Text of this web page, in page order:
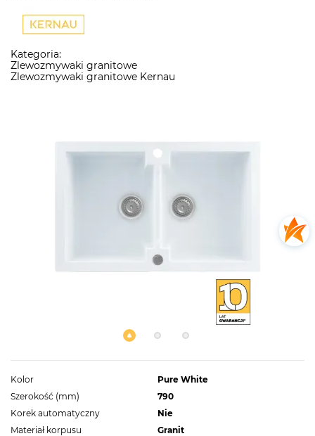
Kategoria:
Zlewozmywaki granitowe
Zlewozmywaki granitowe Kernau
Kolor
Pure White
Szerokość (mm)
790
Korek automatyczny
Nie
Materiał korpusu
Granit